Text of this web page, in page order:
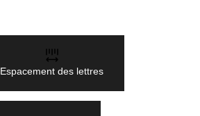
Espacement des lettres